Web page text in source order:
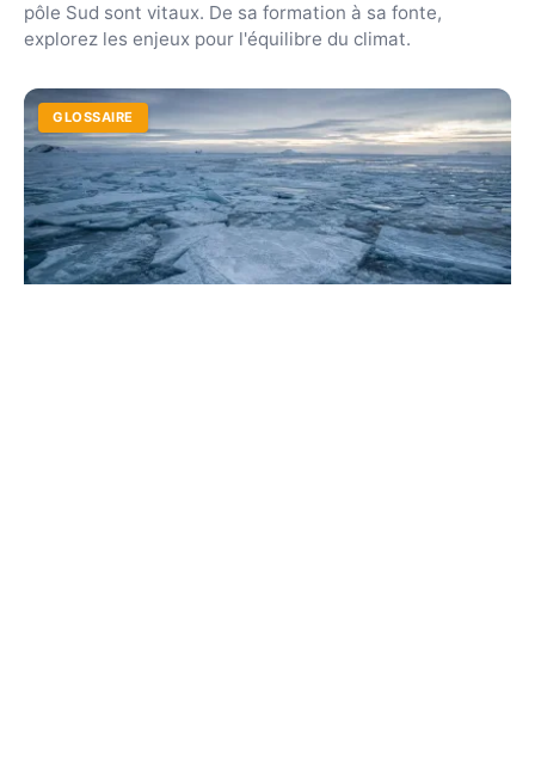
pôle Sud sont vitaux. De sa formation à sa fonte,
explorez les enjeux pour l'équilibre du climat.
GLOSSAIRE